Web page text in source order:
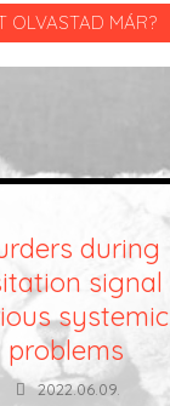
OLVASTAD MÁR?
during
signal
systemic
problems
2022.06.09.